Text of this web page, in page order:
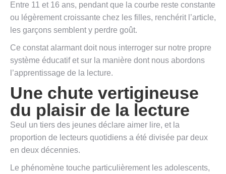
Entre 11 et 16 ans, pendant que la courbe reste constante
ou légèrement croissante chez les filles, renchérit l’article,
les garçons semblent y perdre goût.
Ce constat alarmant doit nous interroger sur notre propre
système éducatif et sur la manière dont nous abordons
l’apprentissage de la lecture.
Une chute vertigineuse
du plaisir de la lecture
Seul un tiers des jeunes déclare aimer lire, et la
proportion de lecteurs quotidiens a été divisée par deux
en deux décennies.
Le phénomène touche particulièrement les adolescents,